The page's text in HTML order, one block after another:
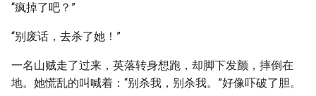
“疯掉了吧？”
“别废话，去杀了她！”
一名山贼走了过来，英落转身想跑，却脚下发颤，摔倒在
地。她慌乱的叫喊着：“别杀我，别杀我。”好像吓破了胆。